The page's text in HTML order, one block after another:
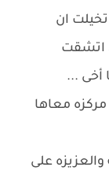
ان
اتشقت
أخى ...
معاها
على